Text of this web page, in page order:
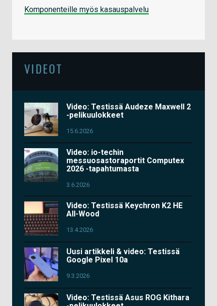
Komponenteille myös kasauspalvelu
VIDEOT
Video: Testissä Audeze Maxwell 2
-pelikuulokkeet
15.6.2026
Video: io-techin
messuosastoraportit Computex
2026 -tapahtumasta
3.6.2026
Video: Testissä Keychron K2 HE
All-Wood
13.4.2026
Uusi artikkeli & video: Testissä
Google Pixel 10a
9.3.2026
Video: Testissä Asus ROG Kithara